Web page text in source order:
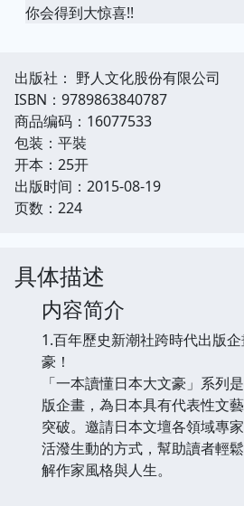
你会得到大惊喜!!
出版社： 野人文化股份有限公司
ISBN：9789863840787
商品编码：16077533
包装：平裝
开本：25开
出版时间：2015-08-19
页数：224
具体描述
内容简介
1.百年歷史新潮社跨時代出版
豪！
「一本讀懂日本大文豪」系列
版企畫，為日本具有代表性文
突破。邀請日本文壇各領域專
活潑生動的方式，幫助讀者輕
解作家風格與人生。